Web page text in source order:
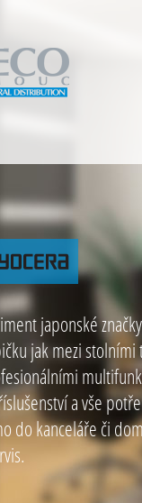
japonské
jak mezi
a vše
do kanceláře či